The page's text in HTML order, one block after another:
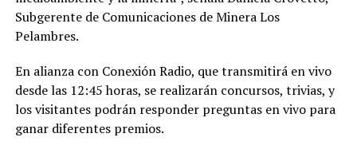
Subgerente de Comunicaciones de Minera Los
Pelambres.
En alianza con Conexión Radio, que transmitirá en vivo
desde las 12:45 horas, se realizarán concursos, trivias, y
los visitantes podrán responder preguntas en vivo para
ganar diferentes premios.